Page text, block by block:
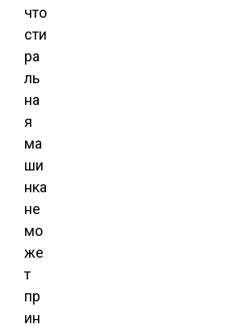
что
сти
ра
ль
на
я
ма
ши
нка
не
мо
же
т
пр
ин